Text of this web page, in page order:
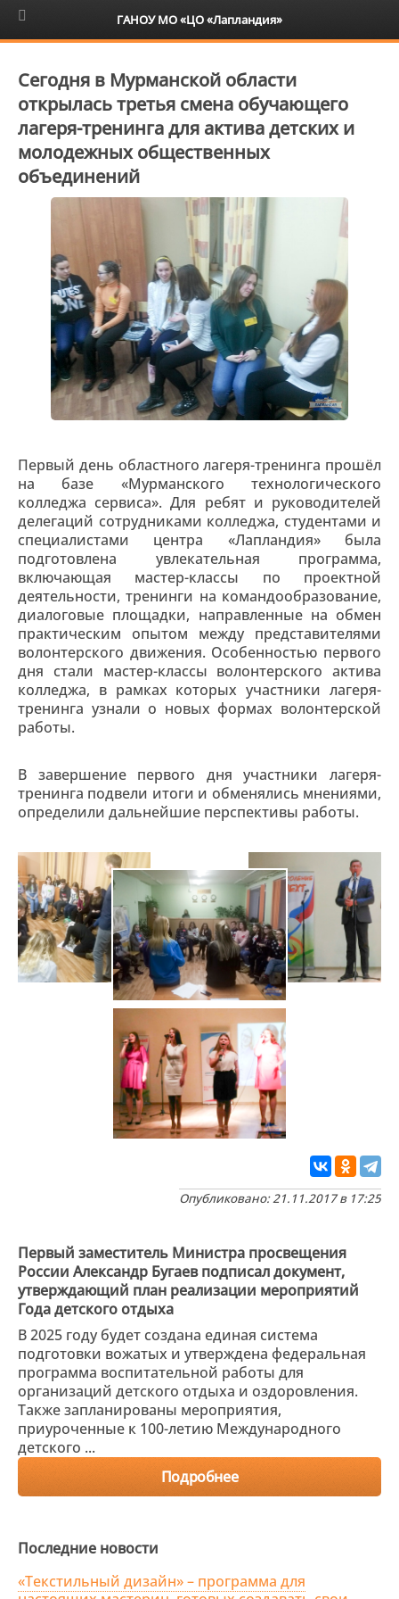
6+
Сегодня в Мурманской области
открылась третья смена обучающего
лагеря-тренинга для актива детских и
молодежных общественных
объединений
Первый день областного лагеря-тренинга прошёл
на базе «Мурманского технологического
колледжа сервиса». Для ребят и руководителей
делегаций сотрудниками колледжа, студентами и
специалистами центра «Лапландия» была
подготовлена увлекательная программа,
включающая мастер-классы по проектной
деятельности, тренинги на командообразование,
диалоговые площадки, направленные на обмен
практическим опытом между представителями
волонтерского движения. Особенностью первого
дня стали мастер-классы волонтерского актива
колледжа, в рамках которых участники лагеря-
тренинга узнали о новых формах волонтерской
работы.
В завершение первого дня участники лагеря-
тренинга подвели итоги и обменялись мнениями,
определили дальнейшие перспективы работы.
Опубликовано: 21.11.2017 в 17:25
Первый заместитель Министра просвещения
России Александр Бугаев подписал документ,
утверждающий план реализации мероприятий
Года детского отдыха
В 2025 году будет создана единая система
подготовки вожатых и утверждена федеральная
программа воспитательной работы для
организаций детского отдыха и оздоровления.
Также запланированы мероприятия,
приуроченные к 100-летию Международного
детского ...
Подробнее
Последние новости
«Текстильный дизайн» – программа для
ГАНОУ МО «ЦО «Лапландия»